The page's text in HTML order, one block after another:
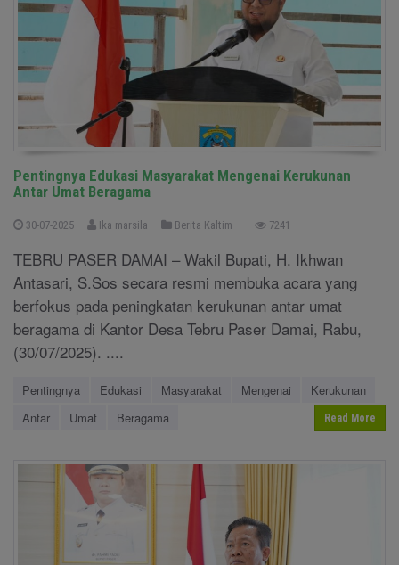
Pentingnya Edukasi Masyarakat Mengenai Kerukunan
Antar Umat Beragama
30-07-2025 Ika marsila Berita Kaltim 7241
TEBRU PASER DAMAI – Wakil Bupati, H. Ikhwan
Antasari, S.Sos secara resmi membuka acara yang
berfokus pada peningkatan kerukunan antar umat
beragama di Kantor Desa Tebru Paser Damai, Rabu,
(30/07/2025). ....
Pentingnya Edukasi Masyarakat Mengenai
Kerukunan
Antar
Umat Beragama Read More